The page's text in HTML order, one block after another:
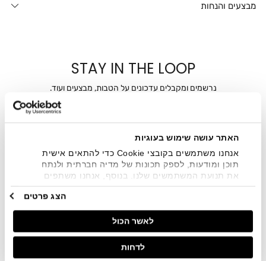
האתר עושה שימוש בעוגיות
אנחנו משתמשים בקובצי Cookie כדי להתאים אישית
תוכן ומודעות, לספק תכונות של מדיה חברתית ולנתח
את תנועת המשתמשים שלנו. בנוסף, אנחנו משתפים
מתחומי המדיה החברתית, הפרסום וניתוח הנתונים.
גורמים אלה עשויים לשלב את הנתונים האלה עם מידע
אחר שסיפקתם או שהם אספו בעקבות השימוש שעשיתם
בשירותים שלהם.
הצג פרטים
לאשר הכול
לדחות
מבצעים והנחות
STAY IN THE LOOP
נרשמים ומקבלים עדכונים על הטבות, מבצעים ועוד.
אני מאשר/ת ומסכימ/ה לקבלת דיוור ישיר, הודעות ופרסומים
שיווקיים בכלל פרטי הקשר המצויים בידי החברה ובכלל זה דוא"ל
SMS ועוד. המידע ייאסף בהתאם למדיניות הפרטיות של החברה.
" צפייה במדיניות הפרטיות ".
חנויות